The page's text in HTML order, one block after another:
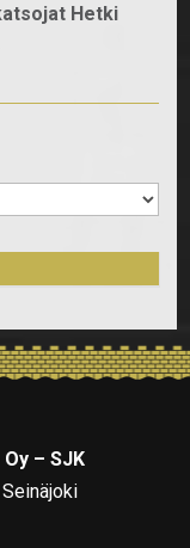
Hetki
– SJK